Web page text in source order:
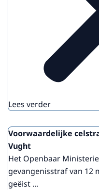
Lees verder
Voorwaardelijke
Vught
Het Openbaar
gevangenisstraf van 12
geëist ...